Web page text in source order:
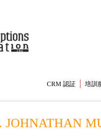
CRM 認証 培訓
JOHNATHAN